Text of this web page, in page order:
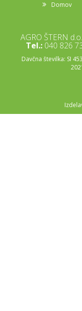
Domov
AGRO ŠTERN
Tel.: 040 826
Davčna številka: SI